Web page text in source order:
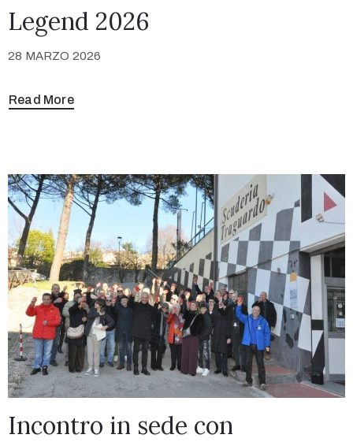
Legend 2026
28 MARZO 2026
Read More
Incontro in sede con